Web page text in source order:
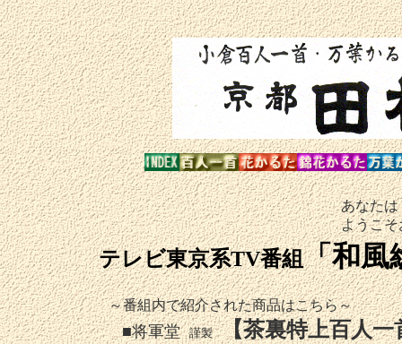
あなた
ようこそお越しくださ
テレビ東京系TV番組「和風
～番組内で紹介された商品はこちら～
■将軍堂 謹製 【茶裏特上百人一